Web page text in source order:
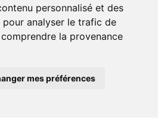
personnalisé et des
analyser le trafic de
la provenance
mes préférences